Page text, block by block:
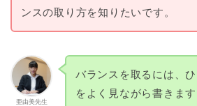
ンスの取り方を知りたいです。
亜由美先生
バランスを取るには、
をよく見ながら書きます